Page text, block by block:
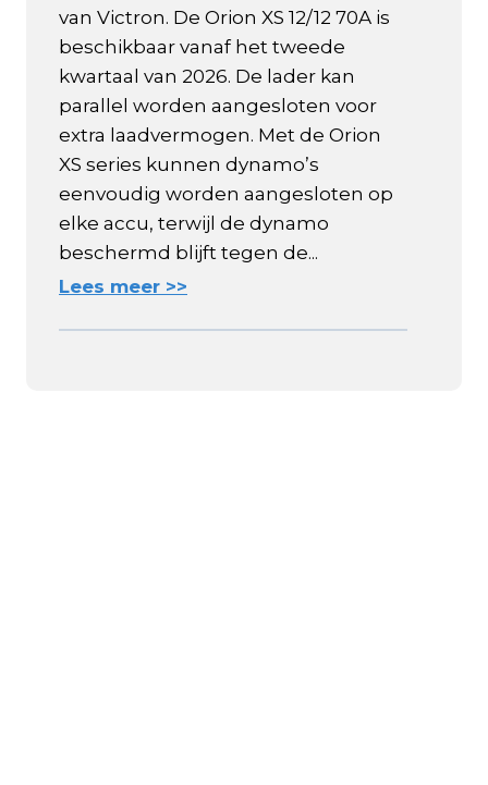
van Victron. De Orion XS 12/12 70A is
beschikbaar vanaf het tweede
kwartaal van 2026. De lader kan
parallel worden aangesloten voor
extra laadvermogen. Met de Orion
XS series kunnen dynamo’s
eenvoudig worden aangesloten op
elke accu, terwijl de dynamo
beschermd blijft tegen de...
Lees meer >>